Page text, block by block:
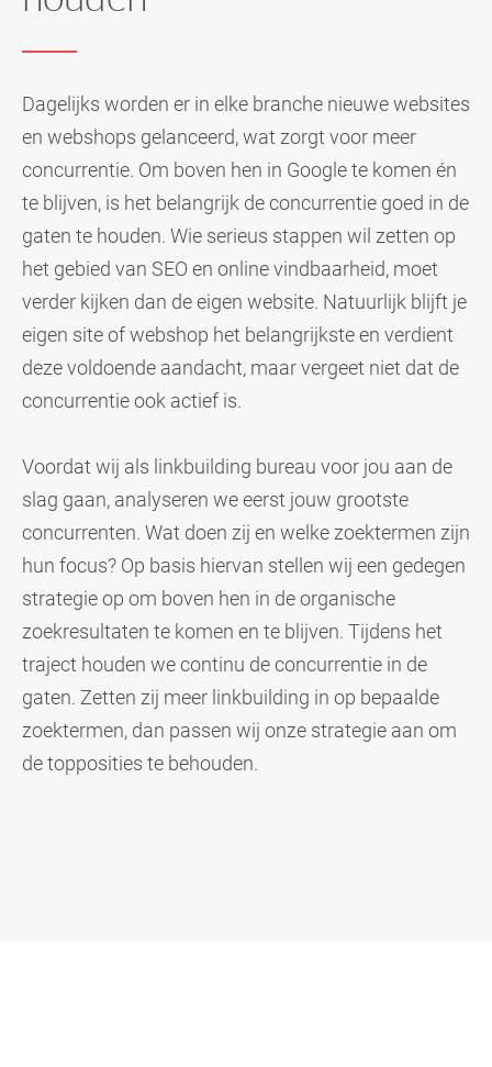
Dagelijks worden er in elke branche nieuwe websites
en webshops gelanceerd, wat zorgt voor meer
concurrentie. Om boven hen in Google te komen én
te blijven, is het belangrijk de concurrentie goed in de
gaten te houden. Wie serieus stappen wil zetten op
het gebied van SEO en online vindbaarheid, moet
verder kijken dan de eigen website. Natuurlijk blijft je
eigen site of webshop het belangrijkste en verdient
deze voldoende aandacht, maar vergeet niet dat de
concurrentie ook actief is.
Voordat wij als linkbuilding bureau voor jou aan de
slag gaan, analyseren we eerst jouw grootste
concurrenten. Wat doen zij en welke zoektermen zijn
hun focus? Op basis hiervan stellen wij een gedegen
strategie op om boven hen in de organische
zoekresultaten te komen en te blijven. Tijdens het
traject houden we continu de concurrentie in de
gaten. Zetten zij meer linkbuilding in op bepaalde
zoektermen, dan passen wij onze strategie aan om
de topposities te behouden.